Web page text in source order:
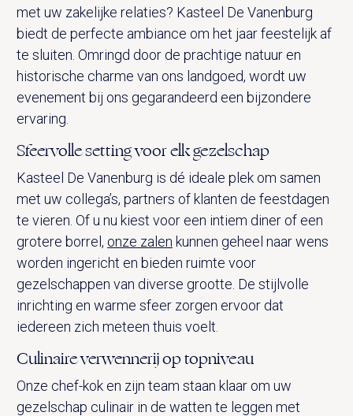
met uw zakelijke relaties? Kasteel De Vanenburg
biedt de perfecte ambiance om het jaar feestelijk af
te sluiten. Omringd door de prachtige natuur en
historische charme van ons landgoed, wordt uw
evenement bij ons gegarandeerd een bijzondere
ervaring.
Sfeervolle setting voor elk gezelschap
Kasteel De Vanenburg is dé ideale plek om samen
met uw collega’s, partners of klanten de feestdagen
te vieren. Of u nu kiest voor een intiem diner of een
grotere borrel, onze zalen kunnen geheel naar wens
worden ingericht en bieden ruimte voor
gezelschappen van diverse grootte. De stijlvolle
inrichting en warme sfeer zorgen ervoor dat
iedereen zich meteen thuis voelt.
Culinaire verwennerij op topniveau
Onze chef-kok en zijn team staan klaar om uw
gezelschap culinair in de watten te leggen met